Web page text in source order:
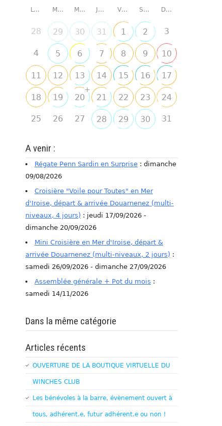
LUNDI MARDI MERCREDI JEUDI VENDREDI SAMEDI DIMANCHE
28 29 30 31 1 2 3
4 5 6 7 8 9 10
11 12 13 14 15 16 17
18 19 20
+
21 22 23 24
25 26 27 28 29 30 31
A venir :
Régate Penn Sardin en Surprise : dimanche
09/08/2026
Croisière "Voile pour Toutes" en Mer
d'Iroise, départ & arrivée Douarnenez (multi-
niveaux, 4 jours) : jeudi 17/09/2026 -
dimanche 20/09/2026
Mini Croisière en Mer d'Iroise, départ &
arrivée Douarnenez (multi-niveaux, 2 jours) :
samedi 26/09/2026 - dimanche 27/09/2026
Assemblée générale + Pot du mois :
samedi 14/11/2026
Dans la même catégorie
Articles récents
OUVERTURE DE LA BOUTIQUE VIRTUELLE DU
WINCHES CLUB
Les bénévoles à la barre, évènement ouvert à
tous, adhérent.e, futur adhérent.e ou non !